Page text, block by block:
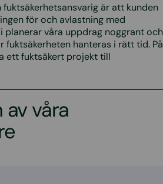
är att kunden
för och avlastning med
planerar våra uppdrag noggrant och
hanteras i rätt tid. På
ett fuktsäkert projekt till
av våra